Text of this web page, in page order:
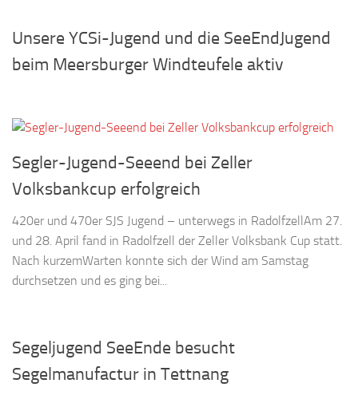
Unsere YCSi-Jugend und die SeeEndJugend
beim Meersburger Windteufele aktiv
Segler-Jugend-Seeend bei Zeller
Volksbankcup erfolgreich
420er und 470er SJS Jugend – unterwegs in RadolfzellAm 27.
und 28. April fand in Radolfzell der Zeller Volksbank Cup statt.
Nach kurzemWarten konnte sich der Wind am Samstag
durchsetzen und es ging bei...
Segeljugend SeeEnde besucht
Segelmanufactur in Tettnang